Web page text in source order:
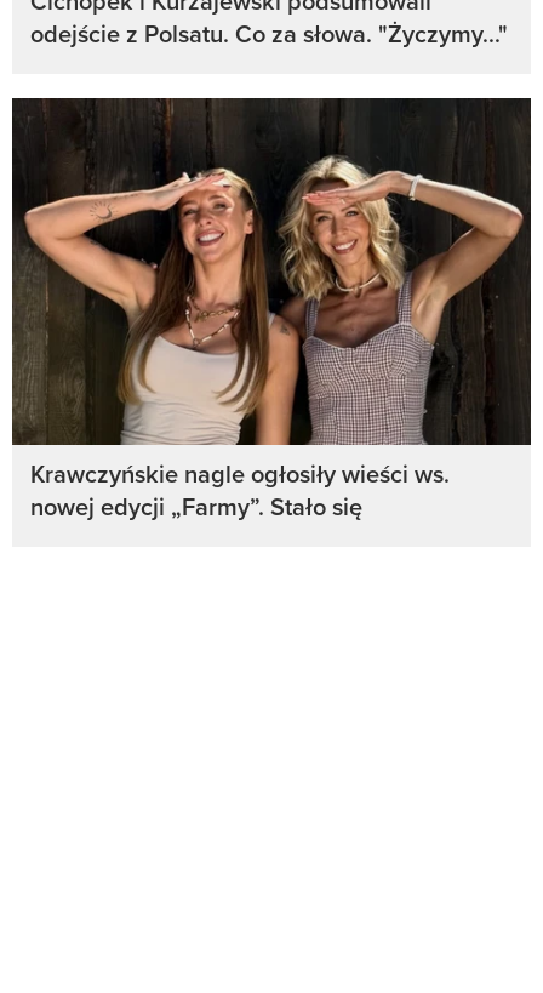
odejście z Polsatu. Co za słowa. "Życzymy..."
Krawczyńskie nagle ogłosiły wieści ws.
nowej edycji „Farmy”. Stało się